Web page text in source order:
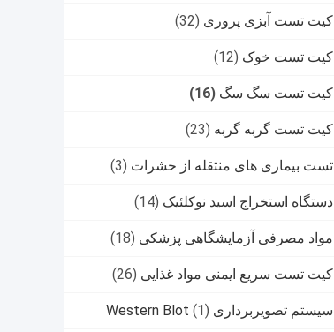
کیت تست آبزی پروری (32)
کیت تست خوک (12)
کیت تست سگ سگ (16)
کیت تست گربه گربه (23)
تست بیماری های منتقله از حشرات (3)
دستگاه استخراج اسید نوکلئیک (14)
مواد مصرفی آزمایشگاهی پزشکی (18)
کیت تست سریع ایمنی مواد غذایی (26)
سیستم تصویربرداری Western Blot (1)